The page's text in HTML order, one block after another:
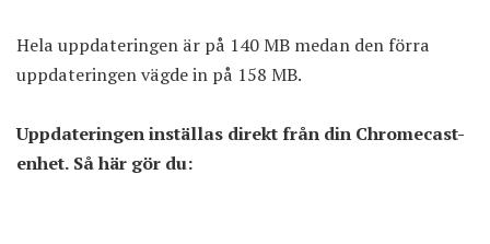
Hela uppdateringen är på 140 MB medan den förra
uppdateringen vägde in på 158 MB.
Uppdateringen inställas direkt från din Chromecast-
enhet. Så här gör du: